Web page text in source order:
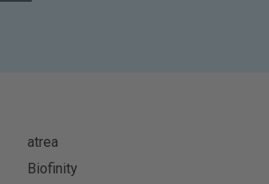
atrea
Biofinity